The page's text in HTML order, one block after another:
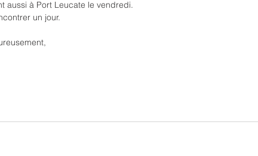
aussi à Port Leucate le vendredi.
un jour.